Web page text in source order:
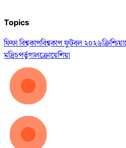
Topics
ফিফা বিশ্বকাপবিশ্বকাপ ফুটবল ২০২৬
মদ্রিচপর্তুগালক্রোয়েশিয়া